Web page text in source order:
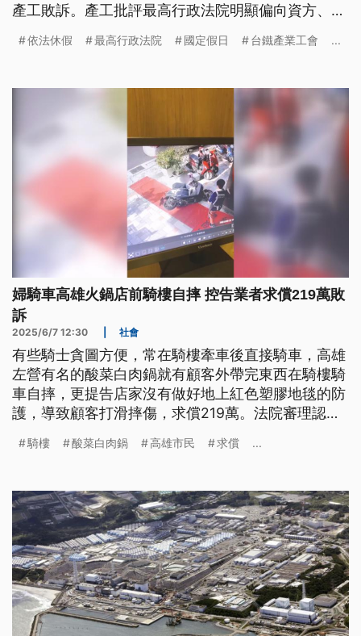
產工敗訴。產工批評最高行政法院明顯偏向資方、打
100小時的絕食抗議行動。
依法休假 最高行政法院 國定假日 台鐵產業工會 ...
婦騎車高雄火鍋店前騎樓自摔 控告業者求償219萬敗
訴
2025/6/7 12:30 社會
有些騎士貪圖方便，常在騎樓牽車後直接騎車，高雄
左營有名的酸菜白肉鍋就有顧客外帶完東西在騎樓騎
車自摔，更提告店家沒有做好地上紅色塑膠地毯的防
護，導致顧客打滑摔傷，求償219萬。法院審理認
案還可上訴。
騎樓 酸菜白肉鍋 高雄市民 求償 ...